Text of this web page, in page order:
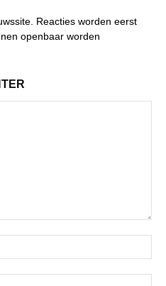
Reacties worden eerst
openbaar worden